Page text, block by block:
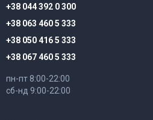
+38 044 392 0 300
+38 063 460 5 333
+38 050 416 5 333
+38 067 460 5 333
пн-пт 8:00-22:00
сб-нд 9:00-22:00